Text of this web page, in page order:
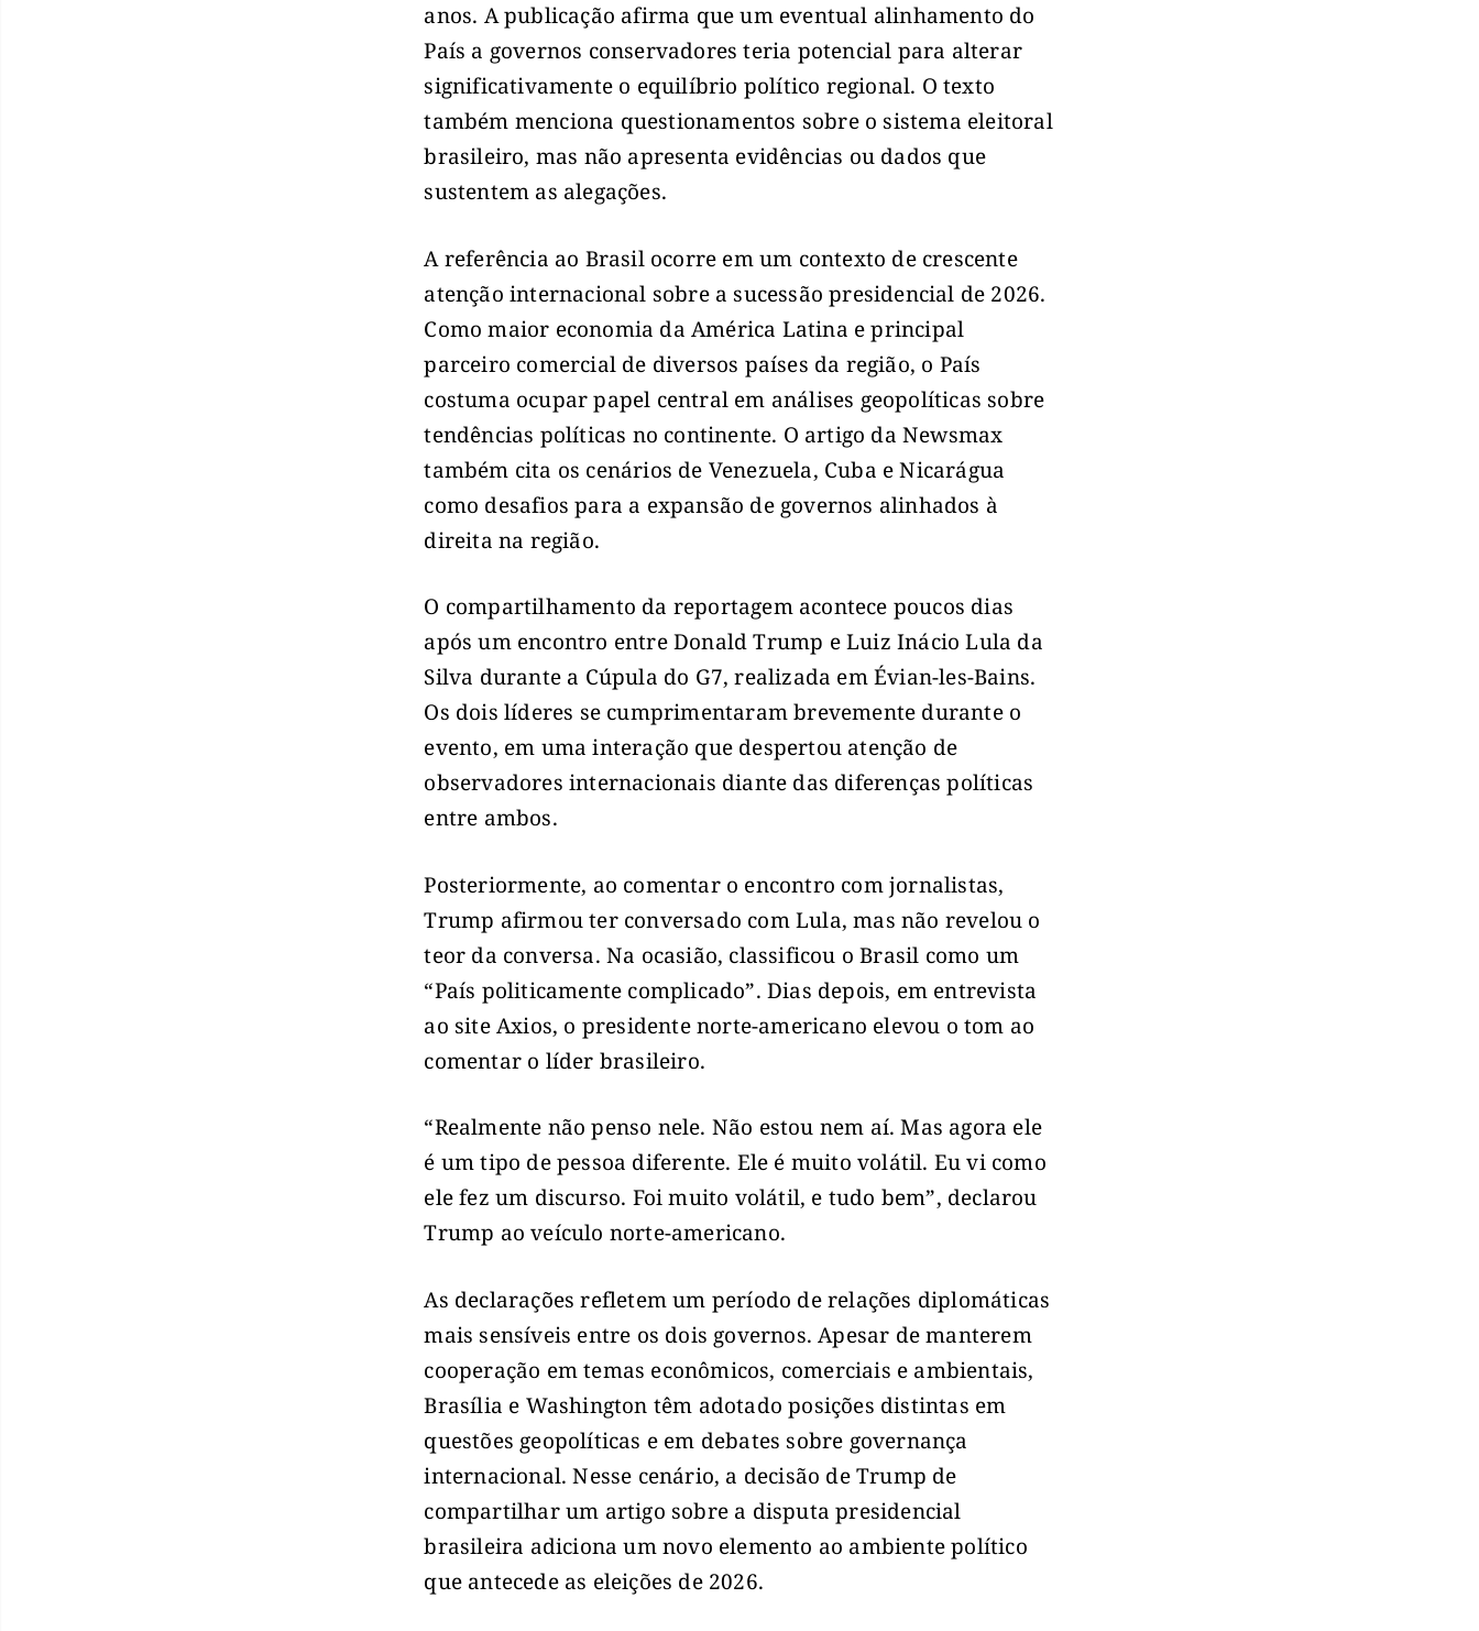
anos. A publicação afirma que um eventual alinhamento do
País a governos conservadores teria potencial para alterar
significativamente o equilíbrio político regional. O texto
também menciona questionamentos sobre o sistema eleitoral
brasileiro, mas não apresenta evidências ou dados que
sustentem as alegações.
A referência ao Brasil ocorre em um contexto de crescente
atenção internacional sobre a sucessão presidencial de 2026.
Como maior economia da América Latina e principal
parceiro comercial de diversos países da região, o País
costuma ocupar papel central em análises geopolíticas sobre
tendências políticas no continente. O artigo da Newsmax
também cita os cenários de Venezuela, Cuba e Nicarágua
como desafios para a expansão de governos alinhados à
direita na região.
O compartilhamento da reportagem acontece poucos dias
após um encontro entre Donald Trump e Luiz Inácio Lula da
Silva durante a Cúpula do G7, realizada em Évian-les-Bains.
Os dois líderes se cumprimentaram brevemente durante o
evento, em uma interação que despertou atenção de
observadores internacionais diante das diferenças políticas
entre ambos.
Posteriormente, ao comentar o encontro com jornalistas,
Trump afirmou ter conversado com Lula, mas não revelou o
teor da conversa. Na ocasião, classificou o Brasil como um
“País politicamente complicado”. Dias depois, em entrevista
ao site Axios, o presidente norte-americano elevou o tom ao
comentar o líder brasileiro.
“Realmente não penso nele. Não estou nem aí. Mas agora ele
é um tipo de pessoa diferente. Ele é muito volátil. Eu vi como
ele fez um discurso. Foi muito volátil, e tudo bem”, declarou
Trump ao veículo norte-americano.
As declarações refletem um período de relações diplomáticas
mais sensíveis entre os dois governos. Apesar de manterem
cooperação em temas econômicos, comerciais e ambientais,
Brasília e Washington têm adotado posições distintas em
questões geopolíticas e em debates sobre governança
internacional. Nesse cenário, a decisão de Trump de
compartilhar um artigo sobre a disputa presidencial
brasileira adiciona um novo elemento ao ambiente político
que antecede as eleições de 2026.